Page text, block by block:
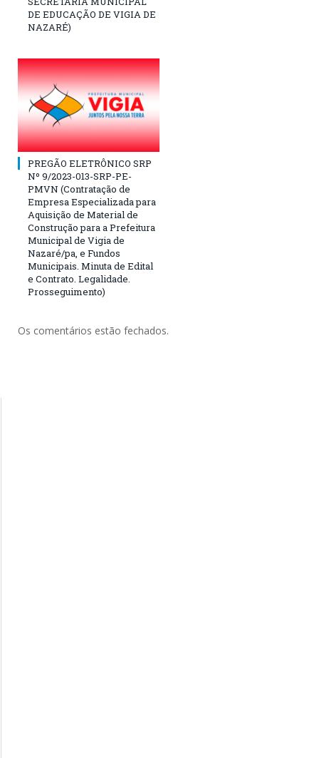
DE EDUCAÇÃO DE VIGIA DE
NAZARÉ)
PREGÃO ELETRÔNICO SRP
Nº 9/2023-013-SRP-PE-
PMVN (Contratação de
Empresa Especializada para
Aquisição de Material de
Construção para a Prefeitura
Municipal de Vigia de
Nazaré/pa, e Fundos
Municipais. Minuta de Edital
e Contrato. Legalidade.
Prosseguimento)
Os comentários estão fechados.